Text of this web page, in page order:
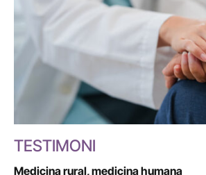
TESTIMONI
Medicina rural, medicina humana